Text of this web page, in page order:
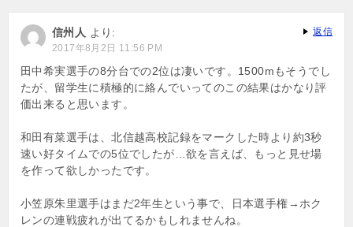
信州人 より:
2017年8月2日 11:56 PM
田中希実選手の8分台での2位は凄いです。1500mもそうでし
たが、留学生に積極的に絡んでいってのこの結果はかなり評
価出来ると思います。
和田有菜選手は、北信越高校記録をマークした時より約3秒
速い好タイムでの5位でしたが…欲を言えば、もっと見せ場
を作って欲しかったです。
小笠原朱里選手はまだ2年生という事で、日本選手権→ホク
レンの連戦疲れが出てるかもしれませんね。
返信